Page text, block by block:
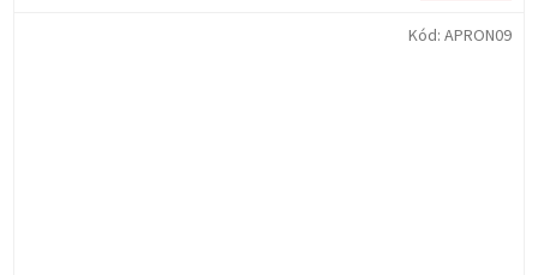
Kód: APRON09